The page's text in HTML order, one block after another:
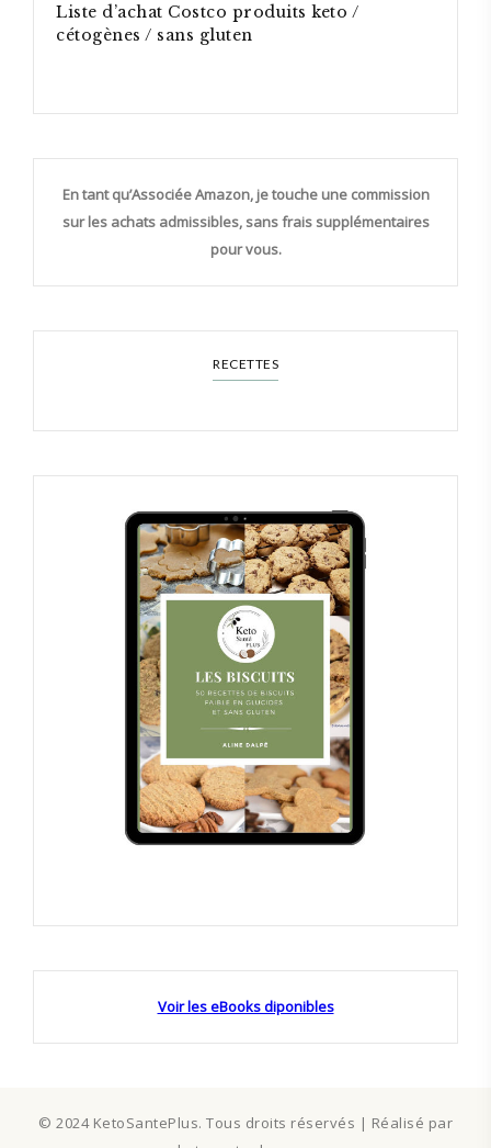
Liste d’achat Costco produits keto /
cétogènes / sans gluten
En tant qu’Associée Amazon, je touche une commission
sur les achats admissibles, sans frais supplémentaires
pour vous.
RECETTES
Voir les eBooks diponibles
© 2024 KetoSantePlus. Tous droits réservés | Réalisé par